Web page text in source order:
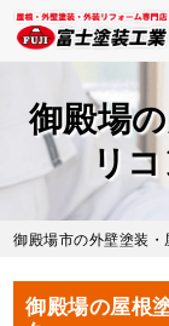
main
content
御殿場
リ
御殿場市の外壁塗装・
御殿場の屋根